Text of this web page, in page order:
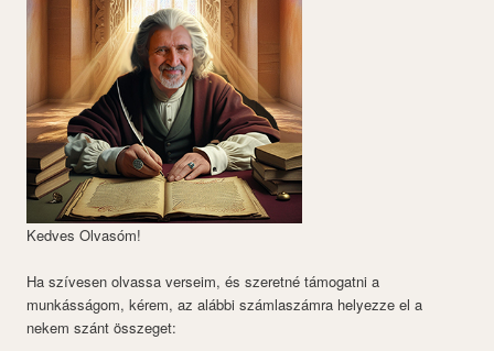
Kedves Olvasóm!
Ha szívesen olvassa verseim, és szeretné támogatni a
munkásságom, kérem, az alábbi számlaszámra helyezze el a
nekem szánt összeget: